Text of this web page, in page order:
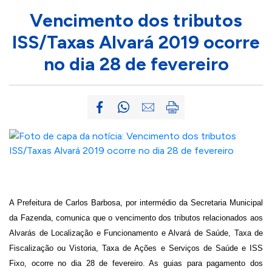
Vencimento dos tributos
ISS/Taxas Alvará 2019 ocorre
no dia 28 de fevereiro
A Prefeitura de Carlos Barbosa, por intermédio da Secretaria Municipal
da Fazenda, comunica que o vencimento dos tributos relacionados aos
Alvarás de Localização e Funcionamento e Alvará de Saúde, Taxa de
Fiscalização ou Vistoria, Taxa de Ações e Serviços de Saúde e ISS
Fixo, ocorre no dia 28 de fevereiro. As guias para pagamento dos